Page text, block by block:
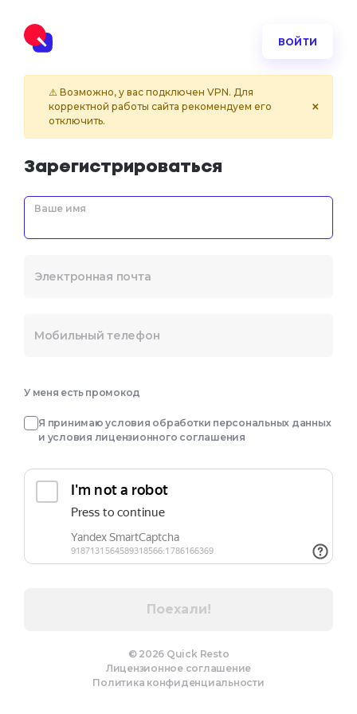
ВОЙТИ
⚠️ Возможно, у вас подключен VPN. Для
корректной работы сайта рекомендуем его
отключить.
×
Зарегистрироваться
Ваше имя
У меня есть промокод
Я принимаю условия обработки персональных данных
и условия лицензионного соглашения
Поехали!
© 2026 Quick Resto
Лицензионное соглашение
Политика конфиденциальности